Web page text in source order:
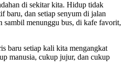
di sekitar kita. Hidup tidak
baru, dan setiap senyum di jalan
sambil menunggu bus, di kafe favorit,
baru setiap kali kita mengangkat
manusia, cukup jujur, dan cukup